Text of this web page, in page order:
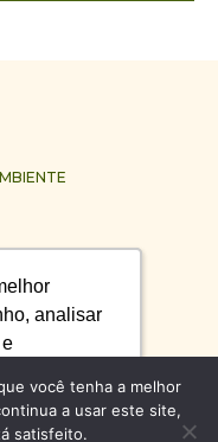
analisar
analisar
você tenha a melhor
a usar este site,
satisfeito.